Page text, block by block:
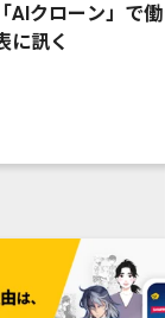
AIクローン」で
に訊く